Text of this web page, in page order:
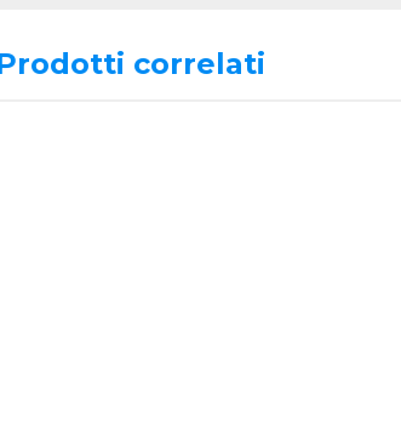
correlati